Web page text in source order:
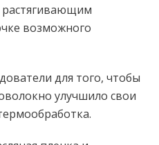
растягивающим
возможного
для того, чтобы
улучшило свои